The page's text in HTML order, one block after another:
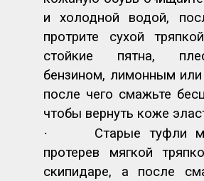
и холодной водой,
протрите сухой
стойкие пятна,
бензином, лимонным
после чего смажьте
чтобы вернуть коже
·
Старые туфли
протерев мягкой
скипидаре, а после